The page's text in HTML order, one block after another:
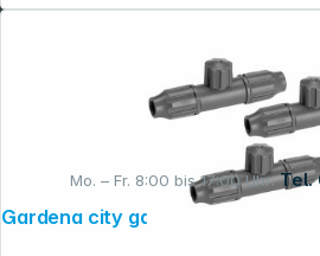
Mo. – Fr. 8:00 bis 17:00 Uhr: Tel.
Gardena city gardening Nebeldüse